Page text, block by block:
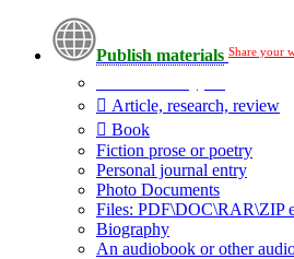
Publish materials Share your
Article, research, review
Book
Fiction prose or poetry
Personal journal entry
Photo Documents
Files: PDF\DOC\RAR\ZIP
Biography
An audiobook or other